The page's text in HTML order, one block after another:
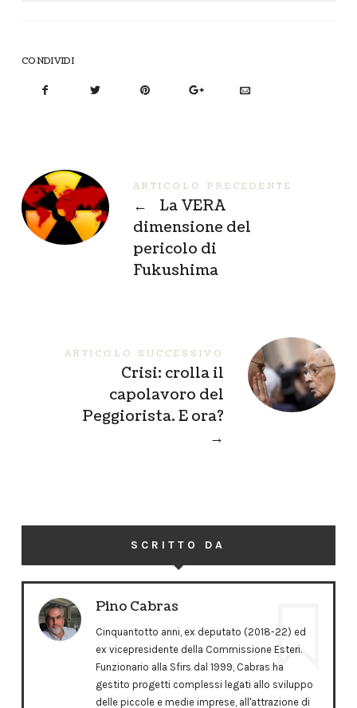
CONDIVIDI
ARTICOLO PRECEDENTE
←
La VERA
dimensione del
pericolo di
Fukushima
ARTICOLO SUCCESSIVO
Crisi: crolla il
capolavoro del
Peggiorista. E ora?
→
SCRITTO DA
Pino Cabras
Cinquantotto anni, ex deputato (2018-22) ed
ex vicepresidente della Commissione Esteri.
Funzionario alla Sfirs dal 1999, Cabras ha
gestito progetti complessi legati allo sviluppo
delle piccole e medie imprese, all'attrazione di